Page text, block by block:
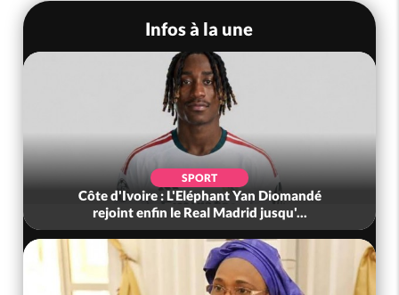
Infos à la une
SPORT
Côte d'Ivoire : L'Eléphant Yan Diomandé
rejoint enfin le Real Madrid jusqu'...